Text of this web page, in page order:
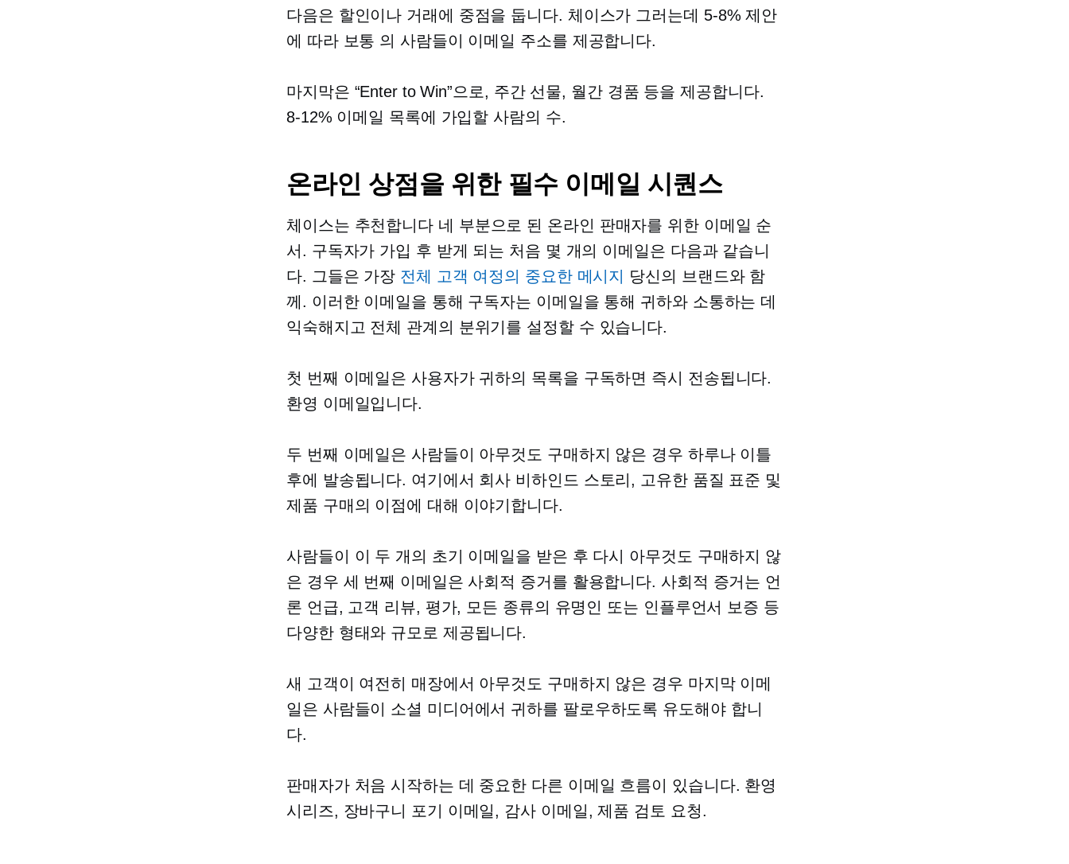
다음은 할인이나 거래에 중점을 둡니다. 체이스가 그러는데 5-8% 제안
에 따라 보통 의 사람들이 이메일 주소를 제공합니다.
마지막은 “Enter to Win”으로, 주간 선물, 월간 경품 등을 제공합니다.
8-12% 이메일 목록에 가입할 사람의 수.
온라인 상점을 위한 필수 이메일 시퀀스
체이스는 추천합니다 네 부분으로 된 온라인 판매자를 위한 이메일 순
서. 구독자가 가입 후 받게 되는 처음 몇 개의 이메일은 다음과 같습니
다. 그들은 가장 전체 고객 여정의 중요한 메시지 당신의 브랜드와 함
께. 이러한 이메일을 통해 구독자는 이메일을 통해 귀하와 소통하는 데
익숙해지고 전체 관계의 분위기를 설정할 수 있습니다.
첫 번째 이메일은 사용자가 귀하의 목록을 구독하면 즉시 전송됩니다.
환영 이메일입니다.
두 번째 이메일은 사람들이 아무것도 구매하지 않은 경우 하루나 이틀
후에 발송됩니다. 여기에서 회사 비하인드 스토리, 고유한 품질 표준 및
제품 구매의 이점에 대해 이야기합니다.
사람들이 이 두 개의 초기 이메일을 받은 후 다시 아무것도 구매하지 않
은 경우 세 번째 이메일은 사회적 증거를 활용합니다. 사회적 증거는 언
론 언급, 고객 리뷰, 평가, 모든 종류의 유명인 또는 인플루언서 보증 등
다양한 형태와 규모로 제공됩니다.
새 고객이 여전히 매장에서 아무것도 구매하지 않은 경우 마지막 이메
일은 사람들이 소셜 미디어에서 귀하를 팔로우하도록 유도해야 합니
다.
판매자가 처음 시작하는 데 중요한 다른 이메일 흐름이 있습니다. 환영
시리즈, 장바구니 포기 이메일, 감사 이메일, 제품 검토 요청.